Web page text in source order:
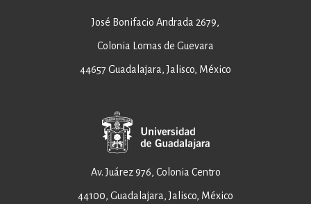
José Bonifacio Andrada 2679,
Colonia Lomas de Guevara
44657 Guadalajara, Jalisco, México
Av. Juárez 976, Colonia Centro
44100, Guadalajara, Jalisco, México